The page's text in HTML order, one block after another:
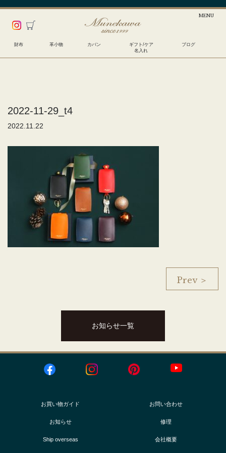
財布 革小物 カバン
ギフト/ケア
名入れ
ブログ
2022-11-29_t4
2022.11.22
Prev ＞
お知らせ一覧
お買い物ガイド お問い合わせ
お知らせ 修理
Ship overseas 会社概要